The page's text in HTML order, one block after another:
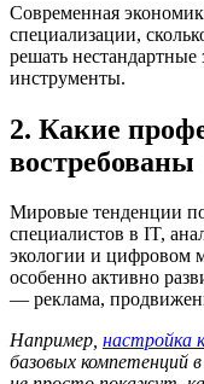
Современная
специализации,
решать нестандартные
инструменты.
2. Какие
востребованы
Мировые тенденции
специалистов в IT,
экологии и цифровом
особенно активно
— реклама,
Например, настройка
базовых компетенций